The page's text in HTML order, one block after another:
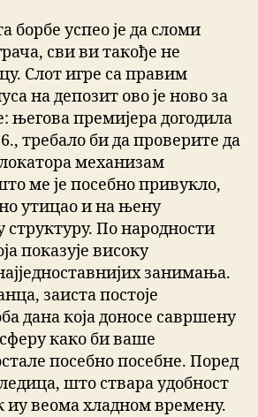
борбе успео је да сломи
сви ви такође не
Слот игре са правим
на депозит ово је ново за
његова премијера догодила
требало би да проверите да
механизам
ме је посебно привукло,
утицао и на њену
По народности
показује високу
занимања.
заиста постоје
дана која доносе савршену
како би ваше
посебно посебне. Поред
што ствара удобност
веома хладном времену.